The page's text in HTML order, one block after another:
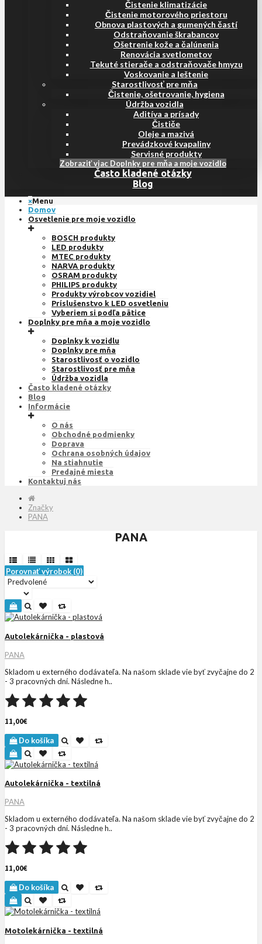
Čistenie klimatizácie
Čistenie motorového priestoru
Obnova plastových a gumených častí
Odstraňovanie škrabancov
Ošetrenie kože a čalúnenia
Renovácia svetlometov
Tekuté stierače a odstraňovače hmyzu
Voskovanie a leštenie
Starostlivosť pre mňa
Čistenie, ošetrovanie, hygiena
Údržba vozidla
Aditíva a prísady
Čističe
Oleje a mazivá
Prevádzkové kvapaliny
Servisné produkty
Zobraziť viac Doplnky pre mňa a moje vozidlo
Často kladené otázky
Blog
×Menu
Domov
Osvetlenie pre moje vozidlo
BOSCH produkty
LED produkty
MTEC produkty
NARVA produkty
OSRAM produkty
PHILIPS produkty
Produkty výrobcov vozidiel
Príslušenstvo k LED osvetleniu
Vyberiem si podľa pätice
Doplnky pre mňa a moje vozidlo
Doplnky k vozidlu
Doplnky pre mňa
Starostlivosť o vozidlo
Starostlivosť pre mňa
Údržba vozidla
Často kladené otázky
Blog
Informácie
O nás
Obchodné podmienky
Doprava
Ochrana osobných údajov
Na stiahnutie
Predajné miesta
Kontaktuj nás
Značky
PANA
PANA
Porovnať výrobok (0)
Autolekárnička - plastová
PANA
Skladom u externého dodávateľa. Na našom sklade vie byť zvyčajne do 2
- 3 pracovných dní. Následne h..
11,00€
Do košíka
Autolekárnička - textilná
PANA
Skladom u externého dodávateľa. Na našom sklade vie byť zvyčajne do 2
- 3 pracovných dní. Následne h..
11,00€
Do košíka
Motolekárnička - textilná